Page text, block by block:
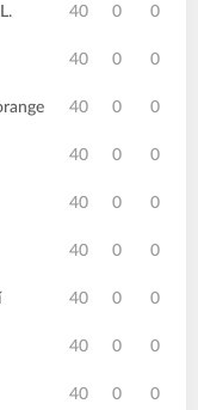
40 0 0
40 0 0
40 0 0
40 0 0
40 0 0
40 0 0
40 0 0
40 0 0
40 0 0